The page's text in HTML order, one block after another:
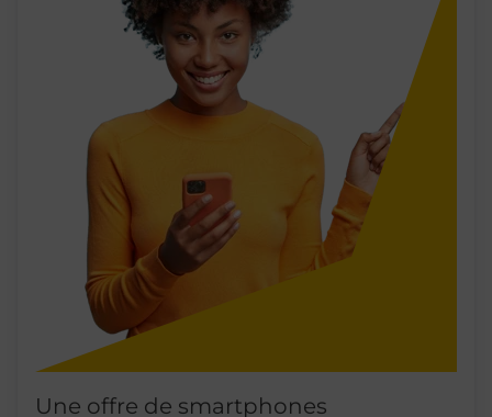
Une offre de smartphones